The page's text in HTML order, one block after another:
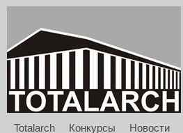
Totalarch Конкурсы Новости